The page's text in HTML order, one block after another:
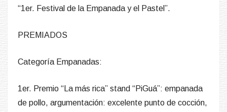
“1er. Festival de la Empanada y el Pastel”.
PREMIADOS
Categoría Empanadas:
1er. Premio “La más rica” stand “PiGuá”: empanada
de pollo, argumentación: excelente punto de cocción,